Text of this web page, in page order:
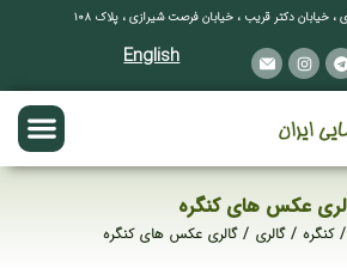
، خیابان دکتر قریب ، خیابان فرصت شیرازی ، پلاک ۱۰۸
English
عکس های کنگره
کنگره گالری گالری عکس های کنگره